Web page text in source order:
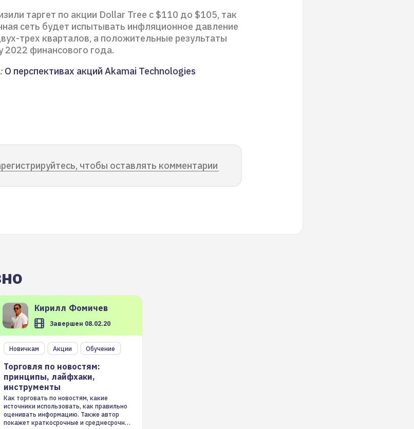
таргет по акции Dollar Tree с $110 до $105, так
сеть будет испытывать инфляционное давление
трех кварталов, а положительные результаты
2022 финансового года.
О перспективах акций Akamai Technologies
чтобы оставлять комментарии
Кирилл Фомичев
Завершен 08.02.20
Новичкам Акции Обучение
Торговля по новостям:
принципы, лайфхаки,
инструменты
Как торговать по новостям, какие
источники использовать, как правильно
оценивать информацию. Также автор
покажет краткосрочные и среднесрочные